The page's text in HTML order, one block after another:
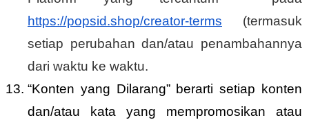
https://popsid.shop/creator-terms (termasuk
setiap perubahan dan/atau penambahannya
dari waktu ke waktu.
“Konten yang Dilarang” berarti setiap konten
dan/atau kata yang mempromosikan atau